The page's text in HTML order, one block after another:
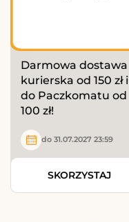
Darmowa dostawa
kurierska od 150 zł i
do Paczkomatu od
100 zł!
do 31.07.2027 23:59
SKORZYSTAJ